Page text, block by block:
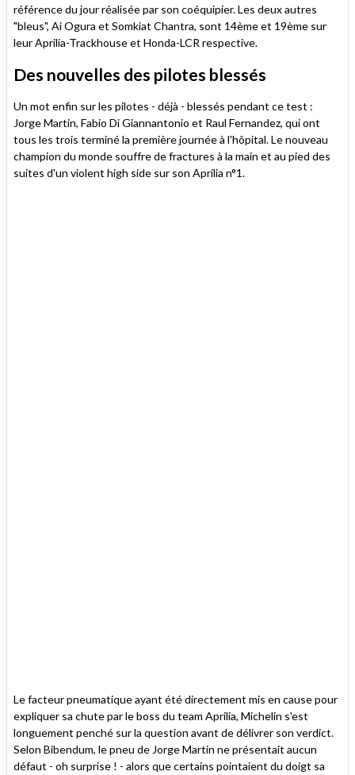
référence du jour réalisée par son coéquipier. Les deux autres
"bleus", Ai Ogura et Somkiat Chantra, sont 14ème et 19ème sur
leur Aprilia-Trackhouse et Honda-LCR respective.
Des nouvelles des pilotes blessés
Un mot enfin sur les pilotes - déjà - blessés pendant ce test :
Jorge Martin, Fabio Di Giannantonio et Raul Fernandez, qui ont
tous les trois terminé la première journée à l'hôpital. Le nouveau
champion du monde souffre de fractures à la main et au pied des
suites d'un violent high side sur son Aprilia n°1.
Le facteur pneumatique ayant été directement mis en cause pour
expliquer sa chute par le boss du team Aprilia, Michelin s'est
longuement penché sur la question avant de délivrer son verdict.
Selon Bibendum, le pneu de Jorge Martin ne présentait aucun
défaut - oh surprise ! - alors que certains pointaient du doigt sa